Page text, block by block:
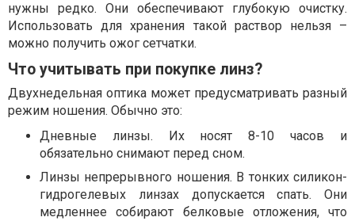
нужны редко. Они обеспечивают глубокую очистку.
Использовать для хранения такой раствор нельзя –
можно получить ожог сетчатки.
Что учитывать при покупке линз?
Двухнедельная оптика может предусматривать разный
режим ношения. Обычно это:
Дневные линзы. Их носят 8-10 часов и
обязательно снимают перед сном.
Линзы непрерывного ношения. В тонких силикон-
гидрогелевых линзах допускается спать. Они
медленнее собирают белковые отложения, что